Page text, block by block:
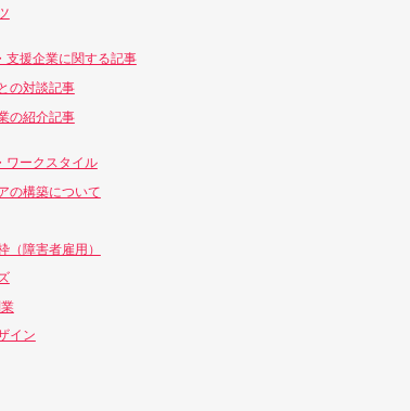
支援企業に関する記事
の対談記事
の紹介記事
ワークスタイル
の構築について
（障害者雇用）
イン